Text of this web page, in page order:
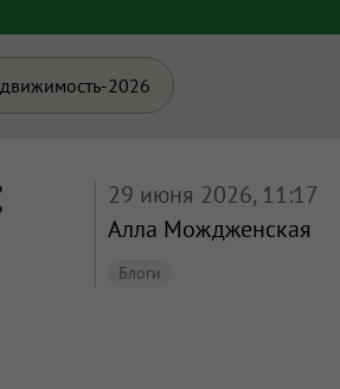
2026
29 июня 2026, 11:17
Алла Мождженская
Блоги